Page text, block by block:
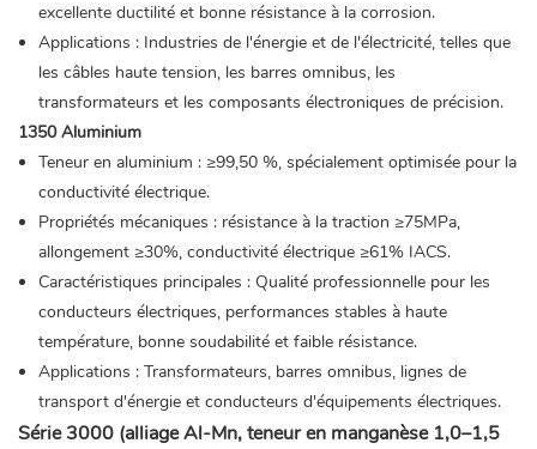
excellente ductilité et bonne résistance à la corrosion.
Applications : Industries de l'énergie et de l'électricité, telles que
les câbles haute tension, les barres omnibus, les
transformateurs et les composants électroniques de précision.
1350 Aluminium
Teneur en aluminium : ≥99,50 %, spécialement optimisée pour la
conductivité électrique.
Propriétés mécaniques : résistance à la traction ≥75MPa,
allongement ≥30%, conductivité électrique ≥61% IACS.
Caractéristiques principales : Qualité professionnelle pour les
conducteurs électriques, performances stables à haute
température, bonne soudabilité et faible résistance.
Applications : Transformateurs, barres omnibus, lignes de
transport d'énergie et conducteurs d'équipements électriques.
Série 3000 (alliage Al-Mn, teneur en manganèse 1,0–1,5